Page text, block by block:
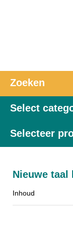
Zoeken
Select
Selecteer
Nieuwe taal
Inhoud